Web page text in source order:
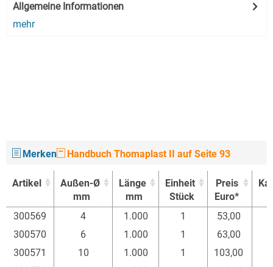
Allgemeine Informationen
mehr
Merken Handbuch Thomaplast II auf Seite 93
Artikel
Außen-Ø
mm
Länge
mm
Einheit
Stück
Preis
Euro*
Artikel
Außen-Ø
Länge
Einheit
Preis
300569 4 1.000 1
53,00
300570
6 1.000 1
63,00
300571
10 1.000 1
103,00